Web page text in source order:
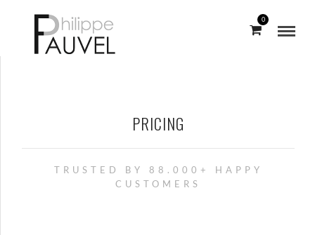
0
PRICING
TRUSTED BY 88.000+ HAPPY
CUSTOMERS